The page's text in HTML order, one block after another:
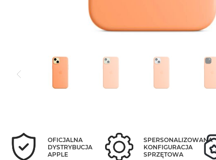
OFICJALNA
DYSTRYBUCJA
APPLE
SPERSONALIZOWANA
KONFIGURACJA
SPRZĘTOWA